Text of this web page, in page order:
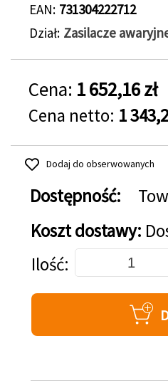
EAN 731304222712
Dział Zasilacze
Cena: 1 652,16 zł
Cena netto: 1
Dodaj do obserwowanych
Dostępność:
Koszt dostawy:
Dodaj do koszyka
Ilość